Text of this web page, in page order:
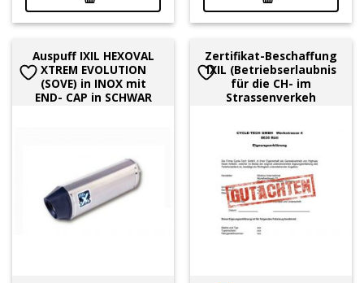
Auspuff IXIL HEXOVAL
XTREM EVOLUTION
(SOVE) in INOX mit
END- CAP in SCHWAR
Zertifikat-Beschaffung
IXIL (Betriebserlaubnis
für die CH- im
Strassenverkeh